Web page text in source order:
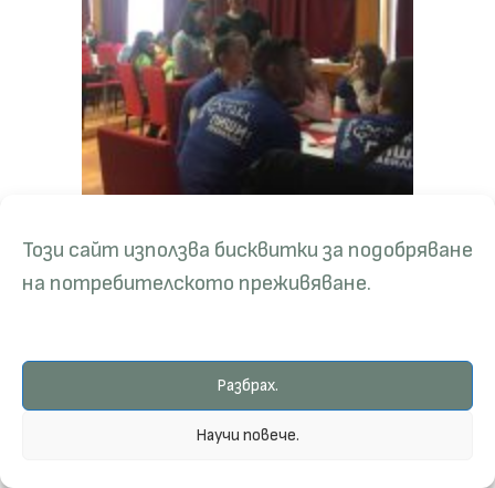
Този сайт използва бисквитки за подобряване
на потребителското преживяване.
Разбрах.
Научи повече.